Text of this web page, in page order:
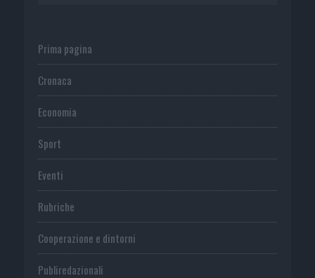
Prima pagina
Cronaca
Economia
Sport
Eventi
Rubriche
Cooperazione e dintorni
Publiredazionali